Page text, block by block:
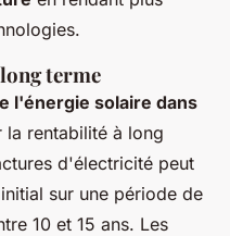
terme
l'énergie solaire dans
rentabilité à long
d'électricité peut
sur une période de
10 et 15 ans. Les